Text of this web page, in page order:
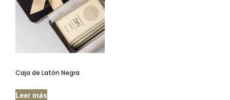
Caja de Latón Negra
Leer más